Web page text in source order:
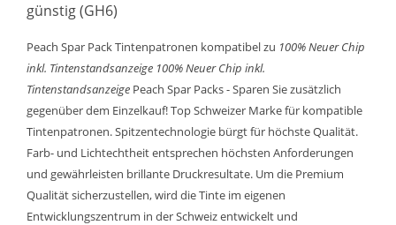
günstig (GH6)
Peach Spar Pack Tintenpatronen kompatibel zu 100% Neuer Chip
inkl. Tintenstandsanzeige 100% Neuer Chip inkl.
Tintenstandsanzeige Peach Spar Packs - Sparen Sie zusätzlich
gegenüber dem Einzelkauf! Top Schweizer Marke für kompatible
Tintenpatronen. Spitzentechnologie bürgt für höchste Qualität.
Farb- und Lichtechtheit entsprechen höchsten Anforderungen
und gewährleisten brillante Druckresultate. Um die Premium
Qualität sicherzustellen, wird die Tinte im eigenen
Entwicklungszentrum in der Schweiz entwickelt und